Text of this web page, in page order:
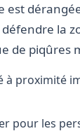
est
la
de piqûres
à proximité
pour les